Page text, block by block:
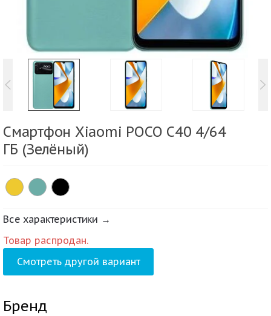
Смартфон Xiaomi POCO C40 4/64
ГБ (Зелёный)
Все характеристики →
Товар распродан.
Смотреть другой вариант
Бренд